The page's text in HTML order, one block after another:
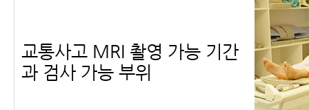
교통사고 MRI 촬영 가능 기간
과 검사 가능 부위